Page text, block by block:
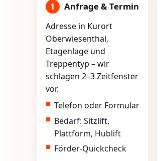
1 Anfrage & Termin
Adresse in Kurort
Oberwiesenthal,
Etagenlage und
Treppentyp – wir
schlagen 2–3 Zeitfenster
vor.
Telefon oder Formular
Bedarf: Sitzlift,
Plattform, Hublift
Förder-Quickcheck